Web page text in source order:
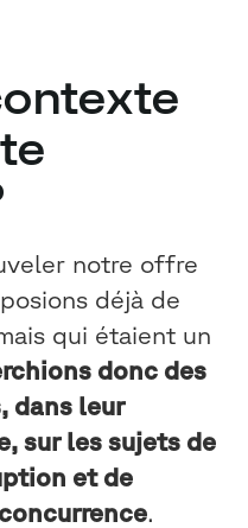
notre offre
déjà de
qui étaient un
donc des
dans leur
sur les sujets de
et de
.